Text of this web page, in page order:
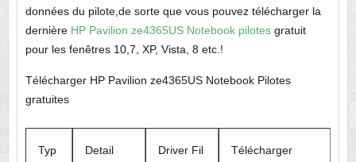
données du pilote,de sorte que vous pouvez télécharger la
dernière HP Pavilion ze4365US Notebook pilotesgratuit
pour les fenêtres 10,7, XP, Vista, 8 etc.!
Télécharger HP Pavilion ze4365US Notebook Pilotes
gratuites
Typ
Detail
Driver Fil
Télécharger